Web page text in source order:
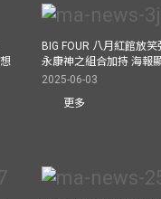
BIG FOUR 八月紅館放
永康神之組合加持 海報
2025-06-03
更多